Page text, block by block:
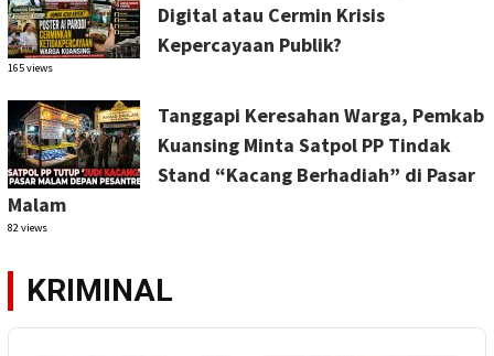
Digital atau Cermin Krisis
Kepercayaan Publik?
165 views
Tanggapi Keresahan Warga, Pemkab
Kuansing Minta Satpol PP Tindak
Stand “Kacang Berhadiah” di Pasar
Malam
82 views
KRIMINAL